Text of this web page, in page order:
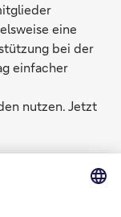
- Black
eine
bei der
einfacher
nutzen. Jetzt